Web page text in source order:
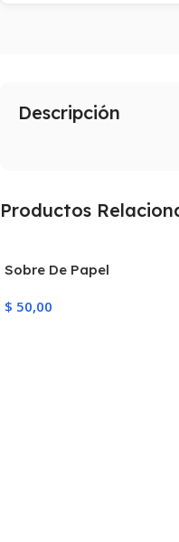
Descripción
Productos
Sobre De Papel
$ 50,00